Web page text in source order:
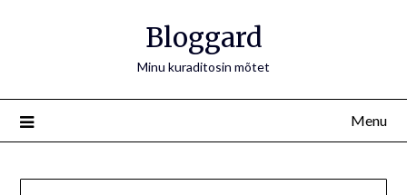
Bloggard
Minu kuraditosin mõtet
Menu